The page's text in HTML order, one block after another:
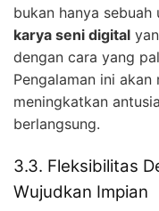
bukan hanya sebuah
karya seni digital
dengan cara yang
Pengalaman ini
meningkatkan
berlangsung.
3.3. Fleksibilitas
Wujudkan Impian